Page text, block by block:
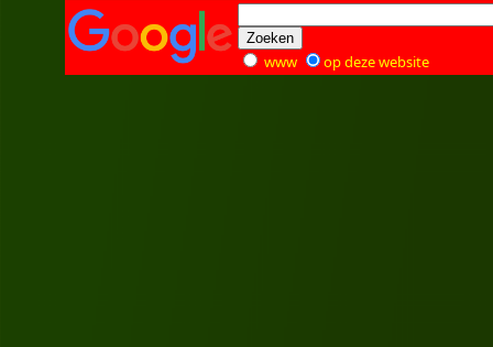
www op deze website